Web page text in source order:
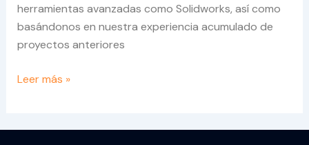
herramientas avanzadas como Solidworks, así como
basándonos en nuestra experiencia acumulado de
proyectos anteriores
Leer más »